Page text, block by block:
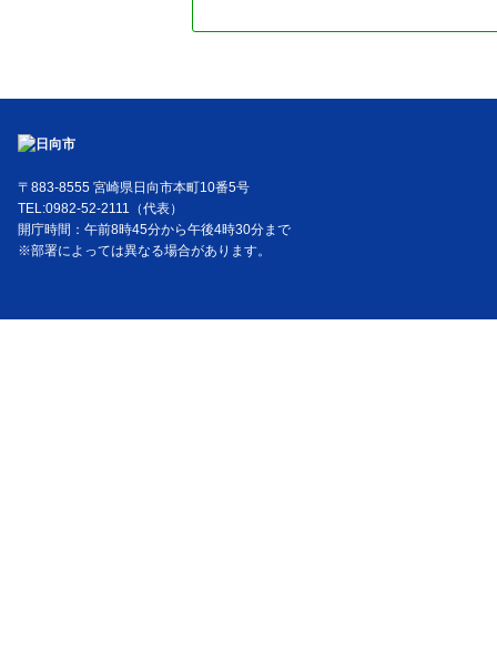
〒883-8555 宮崎県日向市本町10番5号
TEL:0982-52-2111（代表）
開庁時間：午前8時45分から午後4時30分まで
※部署によっては異なる場合があります。